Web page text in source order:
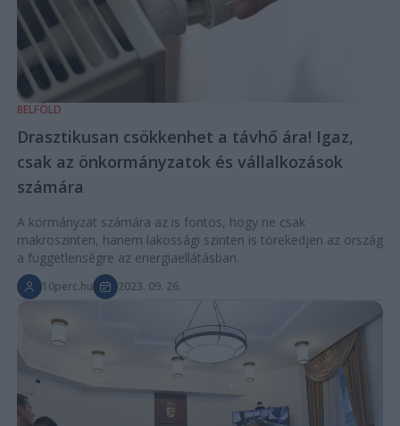
BELFÖLD
Drasztikusan csökkenhet a távhő ára! Igaz,
csak az önkormányzatok és vállalkozások
számára
A kormányzat számára az is fontos, hogy ne csak
makroszinten, hanem lakossági szinten is törekedjen az ország
a függetlenségre az energiaellátásban.
10perc.hu 2023. 09. 26.